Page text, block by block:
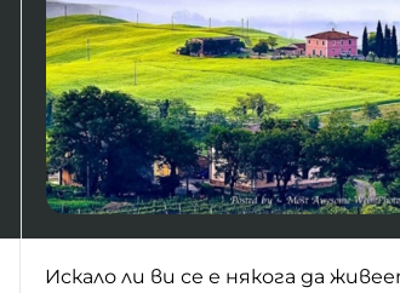
Искало ли ви се е някога да